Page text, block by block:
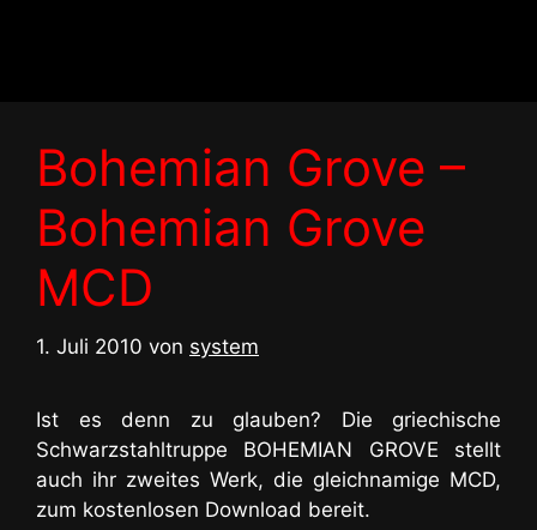
Bohemian Grove –
Bohemian Grove
MCD
1. Juli 2010 von system
Ist es denn zu glauben? Die griechische
Schwarzstahltruppe BOHEMIAN GROVE stellt
auch ihr zweites Werk, die gleichnamige MCD,
zum kostenlosen Download bereit.